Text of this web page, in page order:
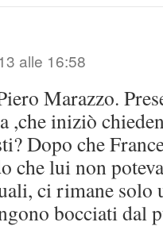
alle 16:58
Marazzo.
,che iniziò
Dopo che
che lui non
ci rimane solo
bocciati dal